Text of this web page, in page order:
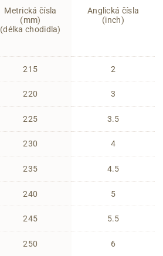
Metrická čísla
(mm)
(délka chodidla)
215
220
225
230
235
240
245
250
Anglická čísla
(inch)
2
3
3.5
4
4.5
5
5.5
6